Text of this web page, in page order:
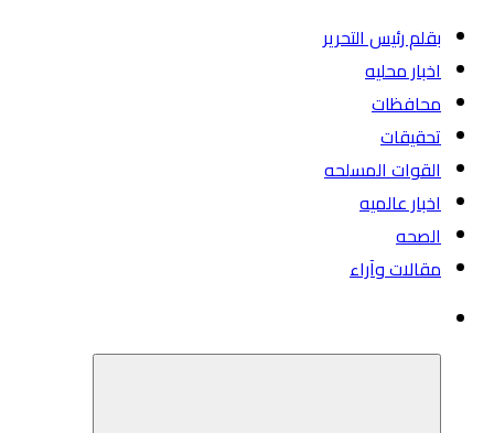
بقلم رئيس التحرير
اخبار محليه
محافظات
تحقيقات
القوات المسلحه
اخبار عالميه
الصحه
مقالات وآراء